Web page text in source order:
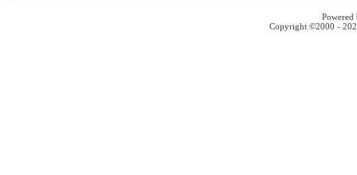
Copyright ©2000 -